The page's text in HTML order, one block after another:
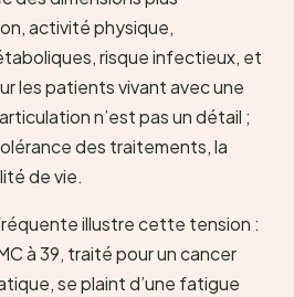
activité physique,
risque infectieux, et
les patients vivant avec une
n’est pas un détail ;
des traitements, la
de vie.
illustre cette tension :
à 39, traité pour un cancer
se plaint d’une fatigue